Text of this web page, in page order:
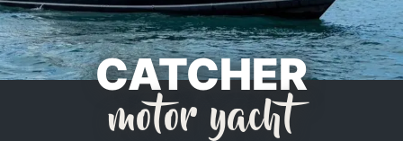
CATCHER
motor yacht